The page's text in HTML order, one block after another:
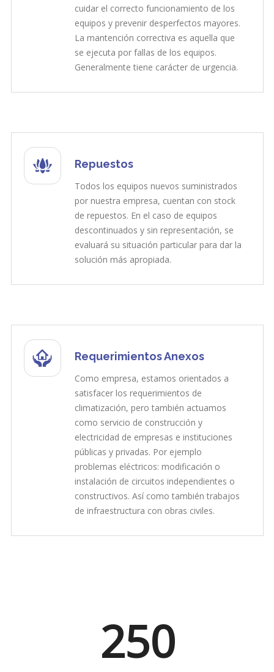
cuidar el correcto funcionamiento de los
equipos y prevenir desperfectos mayores.
La mantención correctiva es aquella que
se ejecuta por fallas de los equipos.
Generalmente tiene carácter de urgencia.
Repuestos
Todos los equipos nuevos suministrados
por nuestra empresa, cuentan con stock
de repuestos. En el caso de equipos
descontinuados y sin representación, se
evaluará su situación particular para dar la
solución más apropiada.
Requerimientos Anexos
Como empresa, estamos orientados a
satisfacer los requerimientos de
climatización, pero también actuamos
como servicio de construcción y
electricidad de empresas e instituciones
públicas y privadas. Por ejemplo
problemas eléctricos: modificación o
instalación de circuitos independientes o
constructivos. Así como también trabajos
de infraestructura con obras civiles.
250